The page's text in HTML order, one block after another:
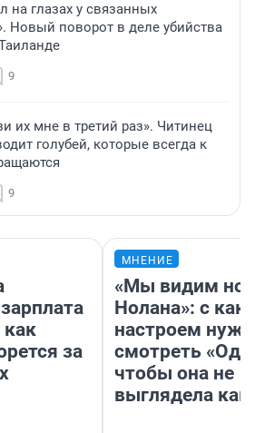
на глазах у связанных
Новый поворот в деле убийства
9
их мне в третий раз». Читинец
голубей, которые всегда к
9
за
МНЕНИЕ
«Мы видим
Нолана»: с
настроем
смотреть
чтобы она не
выглядела как